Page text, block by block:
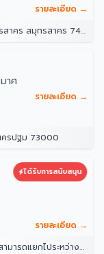
รายละเอียด →
ร สมุทรสาคร 74000
าศ
รายละเอียด →
ครปฐม 73000
ได้รับการสนับสนุน
รายละเอียด →
ไม่ดุ) 33 สุขาภิบาล 5 ซอย 5 แยก 14 แขวง ท่าแร้ง เขตบางเขน กรุงเทพมหานคร 10220 ประเทศไทย